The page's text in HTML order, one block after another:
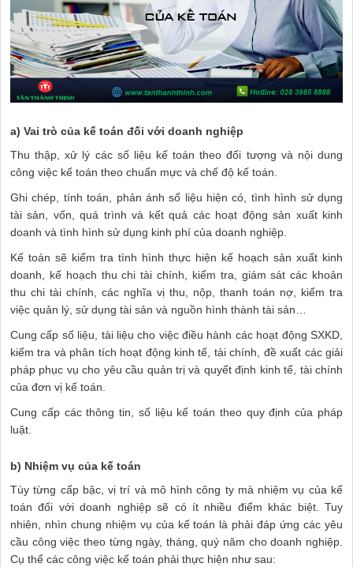
a) Vai trò của kế toán đối với doanh nghiệp
Thu thập, xử lý các số liệu kế toán theo đối tượng và nội dung
công việc kế toán theo chuẩn mực và chế độ kế toán.
Ghi chép, tính toán, phản ánh số liệu hiện có, tình hình sử dụng
tài sản, vốn, quá trình và kết quả các hoạt động sản xuất kinh
doanh và tình hình sử dụng kinh phí của doanh nghiệp.
Kế toán sẽ kiểm tra tình hình thực hiện kế hoạch sản xuất kinh
doanh, kế hoạch thu chi tài chính, kiểm tra, giám sát các khoản
thu chi tài chính, các nghĩa vị thu, nộp, thanh toán nợ, kiểm tra
việc quản lý, sử dụng tài sản và nguồn hình thành tài sản…
Cung cấp số liệu, tài liệu cho việc điều hành các hoạt động SXKD,
kiểm tra và phân tích hoạt động kinh tế, tài chính, đề xuất các giải
pháp phục vụ cho yêu cầu quản trị và quyết định kinh tế, tài chính
của đơn vị kế toán.
Cung cấp các thông tin, số liệu kế toán theo quy định của pháp
luật.
b) Nhiệm vụ của kế toán
Tùy từng cấp bậc, vị trí và mô hình công ty mà nhiệm vụ của kế
toán đối với doanh nghiệp sẽ có ít nhiều điểm khác biệt. Tuy
nhiên, nhìn chung nhiệm vụ của kế toán là phải đáp ứng các yêu
cầu công việc theo từng ngày, tháng, quý năm cho doanh nghiệp.
Cụ thể các công việc kế toán phải thực hiện như sau: